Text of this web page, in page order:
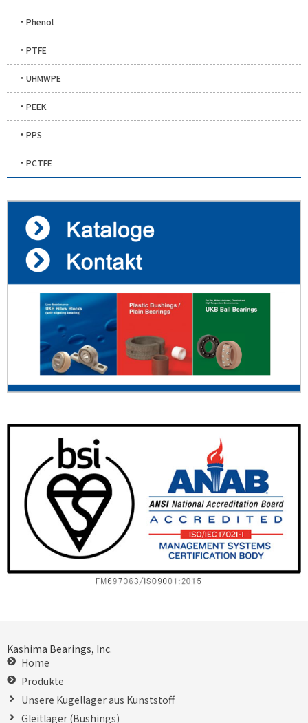
Phenol
PTFE
UHMWPE
PEEK
PPS
PCTFE
Kashima Bearings, Inc.
Home
Produkte
Unsere Kugellager aus Kunststoff
Gleitlager (Bushings)